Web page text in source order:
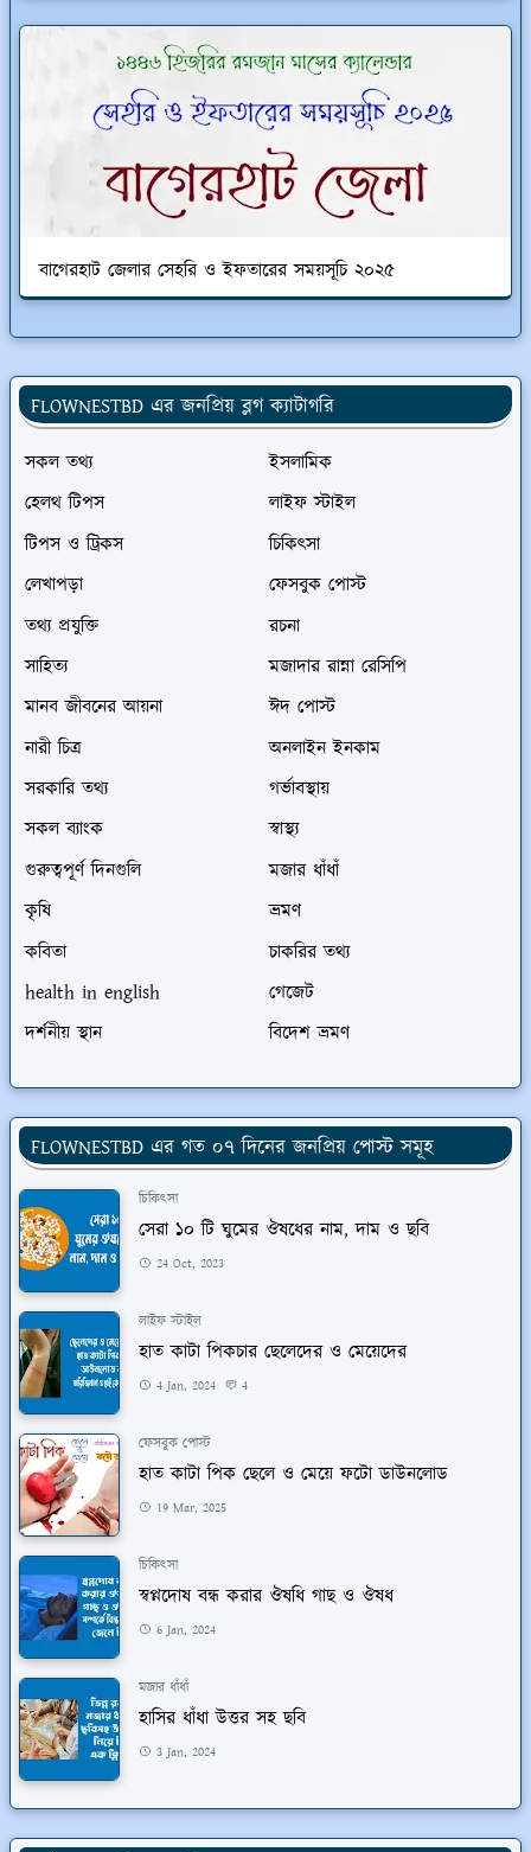
বাগেরহাট জেলার সেহরি ও ইফতারের সময়সূচি ২০২৫
FLOWNESTBD এর জনপ্রিয় ব্লগ ক্যাটাগরি
সকল তথ্য
ইসলামিক
হেলথ টিপস
লাইফ স্টাইল
টিপস ও ট্রিকস
চিকিৎসা
লেখাপড়া
ফেসবুক পোস্ট
তথ্য প্রযুক্তি
রচনা
সাহিত্য
মজাদার রান্না রেসিপি
মানব জীবনের আয়না
ঈদ পোস্ট
নারী চিত্র
অনলাইন ইনকাম
সরকারি তথ্য
গর্ভাবস্থায়
সকল ব্যাংক
স্বাস্থ্য
গুরুত্বপূর্ণ দিনগুলি
মজার ধাঁধাঁ
কৃষি
ভ্রমণ
কবিতা
চাকরির তথ্য
health in english
গেজেট
দর্শনীয় স্থান
বিদেশ ভ্রমণ
FLOWNESTBD এর গত ০৭ দিনের জনপ্রিয় পোস্ট সমূহ
চিকিৎসা
সেরা ১০ টি ঘুমের ঔষধের নাম, দাম ও ছবি
24 Oct, 2023
লাইফ স্টাইল
হাত কাটা পিকচার ছেলেদের ও মেয়েদের
4 Jan, 2024 4
ফেসবুক পোস্ট
হাত কাটা পিক ছেলে ও মেয়ে ফটো ডাউনলোড
19 Mar, 2025
চিকিৎসা
স্বপ্নদোষ বন্ধ করার ঔষধি গাছ ও ঔষধ
6 Jan, 2024
মজার ধাঁধাঁ
হাসির ধাঁধা উত্তর সহ ছবি
3 Jan, 2024